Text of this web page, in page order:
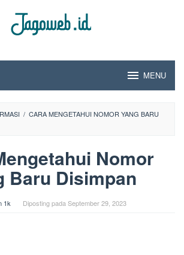
MENU
/ CARA MENGETAHUI NOMOR YANG BARU
Nomor
Baru Disimpan
1k Diposting pada September 29, 2023